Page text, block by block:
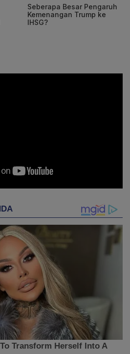
Seberapa Besar Pengaruh
Kemenangan Trump ke
IHSG?